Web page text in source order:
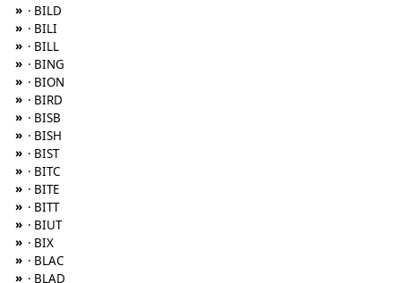
» · BILD
» · BILI
» · BILL
» · BING
» · BION
» · BIRD
» · BISB
» · BISH
» · BIST
» · BITC
» · BITE
» · BITT
» · BIUT
» · BIX
» · BLAC
» · BLAD